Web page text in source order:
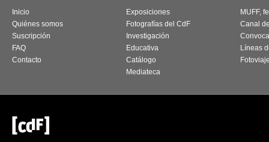
Inicio
Quiénes somos
Suscripción
FAQ
Contacto
Exposiciones
Fotografías del CdF
Investigación
Educativa
Catálogo
Mediateca
MUFF,
Canal
Líneas